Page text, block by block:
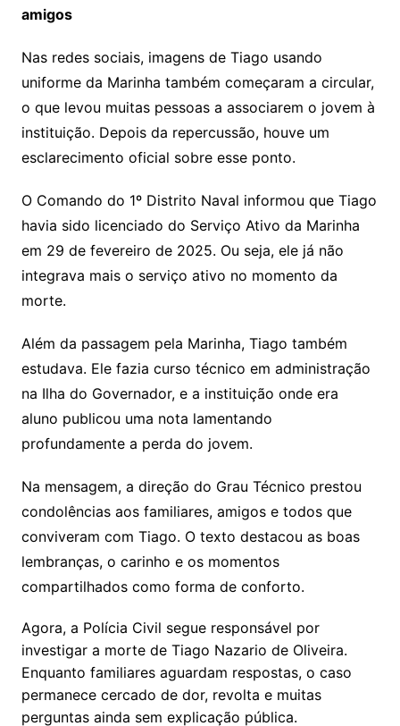
amigos
Nas redes sociais, imagens de Tiago usando
uniforme da Marinha também começaram a circular,
o que levou muitas pessoas a associarem o jovem à
instituição. Depois da repercussão, houve um
esclarecimento oficial sobre esse ponto.
O Comando do 1º Distrito Naval informou que Tiago
havia sido licenciado do Serviço Ativo da Marinha
em 29 de fevereiro de 2025. Ou seja, ele já não
integrava mais o serviço ativo no momento da
morte.
Além da passagem pela Marinha, Tiago também
estudava. Ele fazia curso técnico em administração
na Ilha do Governador, e a instituição onde era
aluno publicou uma nota lamentando
profundamente a perda do jovem.
Na mensagem, a direção do Grau Técnico prestou
condolências aos familiares, amigos e todos que
conviveram com Tiago. O texto destacou as boas
lembranças, o carinho e os momentos
compartilhados como forma de conforto.
Agora, a Polícia Civil segue responsável por
investigar a morte de Tiago Nazario de Oliveira.
Enquanto familiares aguardam respostas, o caso
permanece cercado de dor, revolta e muitas
perguntas ainda sem explicação pública.